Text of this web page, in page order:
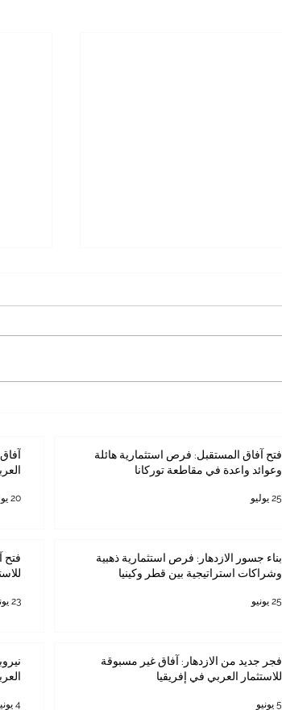
فتح آفاق المستقبل: فرص استثمارية هائلة
وعوائد واعدة في مقاطعة توركانا
25 يوليو 20 يوليو
بناء جسور الازدهار: فرص استثمارية ذهبية
وشراكات استراتيجية بين قطر وكينيا
25 يونيو
فتح
23 يونيو
فجر جديد من الازدهار: آفاق غير مسبوقة
للاستثمار العربي في إفريقيا
5 يونيو 4 يونيو